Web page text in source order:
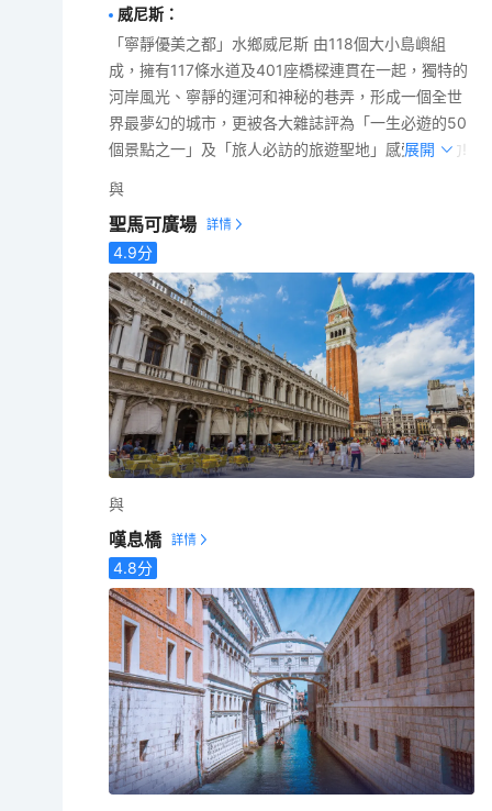
威尼斯 ：
「寧靜優美之都」水鄉威尼斯 由118個大小島嶼組
成，擁有117條水道及401座橋樑連貫在一起，獨特的
河岸風光、寧靜的運河和神秘的巷弄，形成一個全世
界最夢幻的城市，更被各大雜誌評為「一生必遊的50
個景點之一」及「旅人必訪的旅遊聖地」感受其魅力!
展開
與
聖馬可廣場
4.9分
與
嘆息橋
4.8分